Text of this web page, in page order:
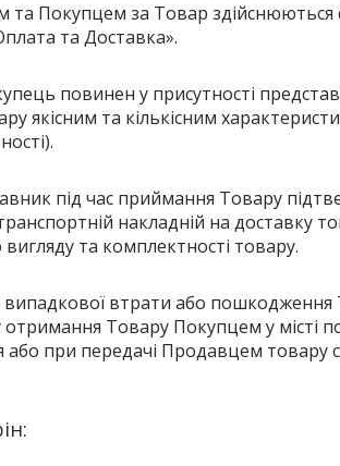
та Покупцем за Товар здійснюються
та Доставка».
повинен у присутності
якісним та кількісним
під час приймання Товару
накладній на доставку
та комплектності товару.
випадкової втрати або
Товару Покупцем у місті
при передачі Продавцем товару